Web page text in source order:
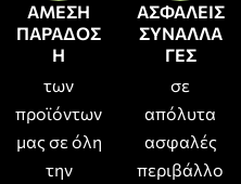
ΑΜΕΣΗ
ΠΑΡΑΔΟΣ
Η
των
προϊόντων
μας σε όλη
την
ΑΣΦΑΛΕΙΣ
ΣΥΝΑΛΛΑ
ΓΕΣ
σε
απόλυτα
ασφαλές
περιβάλλο